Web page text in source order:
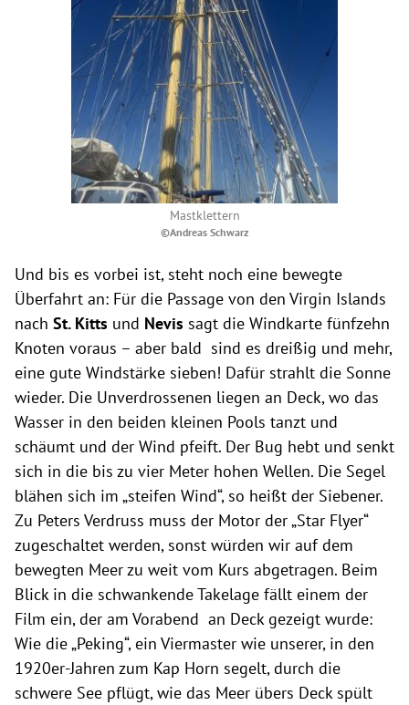
Mastklettern
©Andreas Schwarz
Und bis es vorbei ist, steht noch eine bewegte
Überfahrt an: Für die Passage von den Virgin Islands
nach St. Kitts und Nevis sagt die Windkarte fünfzehn
Knoten voraus – aber bald sind es dreißig und mehr,
eine gute Windstärke sieben! Dafür strahlt die Sonne
wieder. Die Unverdrossenen liegen an Deck, wo das
Wasser in den beiden kleinen Pools tanzt und
schäumt und der Wind pfeift. Der Bug hebt und senkt
sich in die bis zu vier Meter hohen Wellen. Die Segel
blähen sich im „steifen Wind“, so heißt der Siebener.
Zu Peters Verdruss muss der Motor der „Star Flyer“
zugeschaltet werden, sonst würden wir auf dem
bewegten Meer zu weit vom Kurs abgetragen. Beim
Blick in die schwankende Takelage fällt einem der
Film ein, der am Vorabend an Deck gezeigt wurde:
Wie die „Peking“, ein Viermaster wie unserer, in den
1920er-Jahren zum Kap Horn segelt, durch die
schwere See pflügt, wie das Meer übers Deck spült